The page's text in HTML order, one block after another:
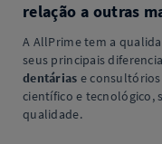
relação a outras
A AllPrime tem a
seus principais
dentárias e
científico e tecnológico,
qualidade.